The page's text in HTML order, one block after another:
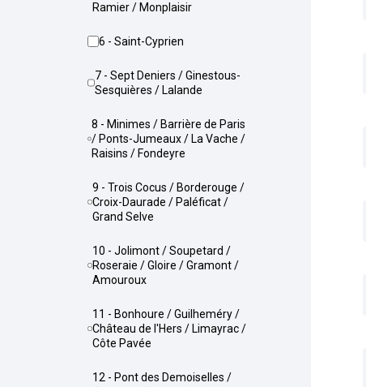
Ramier / Monplaisir
6 - Saint-Cyprien
7 - Sept Deniers / Ginestous-
Sesquières / Lalande
8 - Minimes / Barrière de Paris
/ Ponts-Jumeaux / La Vache /
Raisins / Fondeyre
9 - Trois Cocus / Borderouge /
Croix-Daurade / Paléficat /
Grand Selve
10 - Jolimont / Soupetard /
Roseraie / Gloire / Gramont /
Amouroux
11 - Bonhoure / Guilheméry /
Château de l'Hers / Limayrac /
Côte Pavée
12 - Pont des Demoiselles /